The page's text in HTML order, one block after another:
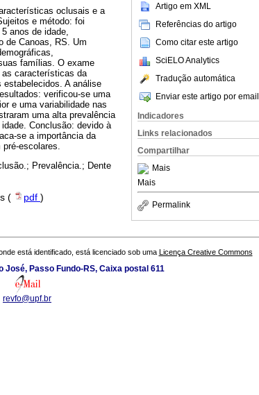
Artigo em XML
Referências do artigo
Como citar este artigo
SciELO Analytics
Tradução automática
Enviar este artigo por email
Indicadores
Links relacionados
Compartilhar
Mais
Mais
Permalink
oclusais e a
e método: foi
anos de idade,
de Canoas, RS. Um
famílias. O exame
características da
A análise
verificou-se uma
e uma variabilidade nas
uma alta prevalência
Conclusão: devido à
se a importância da
escolares.
Prevalência.; Dente
( pdf )
está identificado, está licenciado sob uma Licença Creative Commons
José, Passo Fundo-RS, Caixa postal 611
revfo@upf.br